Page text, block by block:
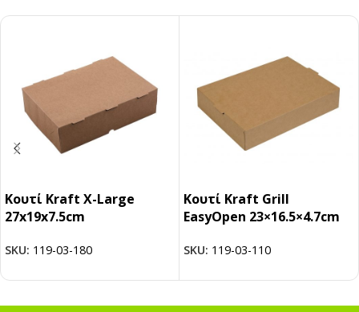
Κουτί Kraft X-Large
27x19x7.5cm
SKU: 119-03-180
Κουτί Kraft Grill
EasyOpen 23×16.5×4.7cm
SKU: 119-03-110